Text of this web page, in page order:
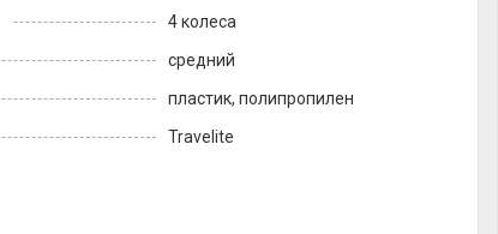
4 колеса
средний
пластик, полипропилен
Travelite